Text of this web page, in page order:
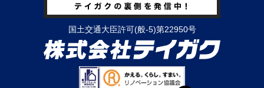
国土交通大臣許可(般-5)第22950号